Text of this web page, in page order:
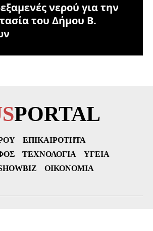
νερού για την
του Δήμου Β.
PORTAL
ΕΠΙΚΑΙΡΌΤΗΤΑ
ΤΕΧΝΟΛΟΓΊΑ
ΥΓΕΊΑ
ΟΙΚΟΝΟΜΊΑ